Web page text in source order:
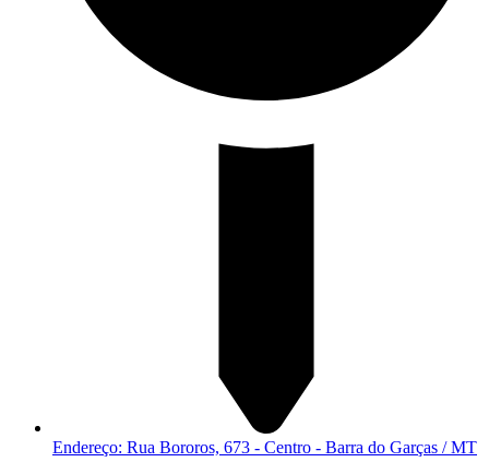
Endereço: Rua Bororos, 673 - Centro - Barra do Garças / MT